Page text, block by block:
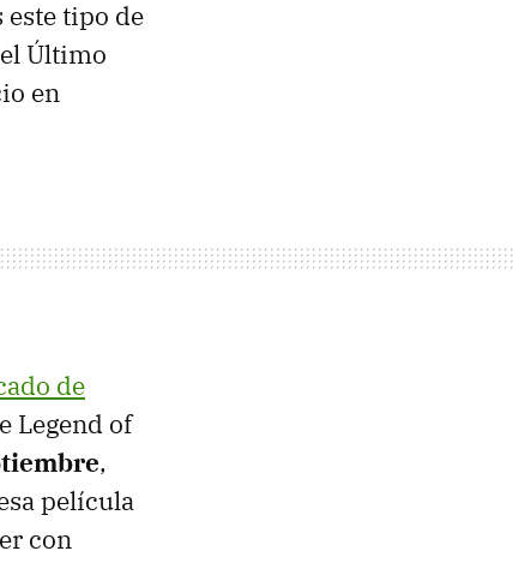
tipo de
Último
en
de
Legend of
,
película
con